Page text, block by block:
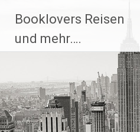
Inhalt
springen
Booklovers Reisen
und mehr….